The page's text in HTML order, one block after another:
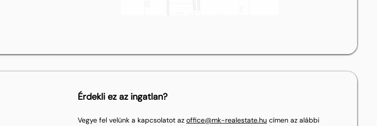
Érdekli ez az ingatlan?
Vegye fel velünk a kapcsolatot az office@mk-realestate.hu címen az alábbi